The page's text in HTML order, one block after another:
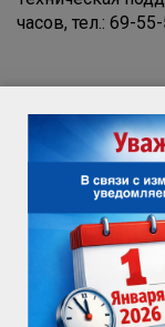
часов, тел.: 69-